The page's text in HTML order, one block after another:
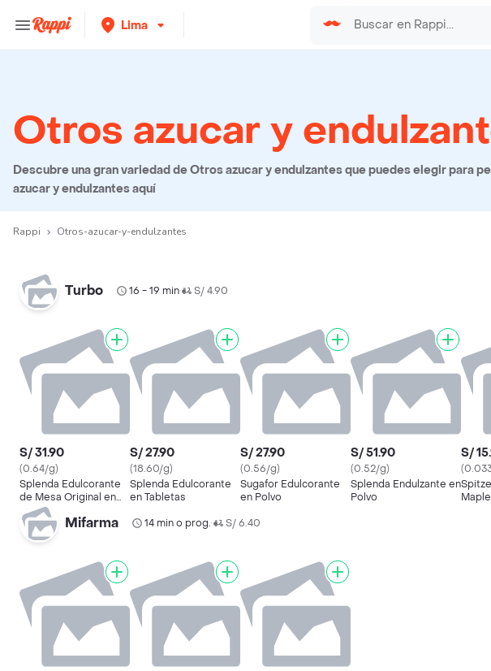
Lima
Otros azucar y
Descubre una gran variedad de Otros azucar y endulzantes que puedes elegir para
azucar y endulzantes aquí
Rappi Otros-azucar-y-endulzantes
Turbo 16 - 19 min• S/ 4.90
S/ 31.90
(0.64/g)
Splenda Edulcorante
de Mesa Original en
Sobres
S/ 27.90
(18.60/g)
Splenda Edulcorante
en Tabletas
S/ 27.90
(0.56/g)
Sugafor Edulcorante
en Polvo
S/ 51.90
(0.52/g)
Splenda Endulzante en
Polvo
S/
Maple
Mifarma 14 min o prog.• S/ 6.40